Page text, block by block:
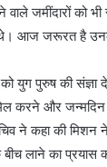
जमींदारों को
थे। आज जरूरत है
को युग पुरुष की
करने और
ने कहा की
लाने का प्रयास